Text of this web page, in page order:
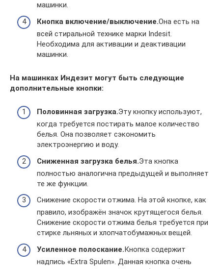
машинки.
Кнопка включение/выключение.Она есть на
всей стиральной технике марки Indesit.
Необходима для активации и деактивации
машинки.
На машинках Индезит могут быть следующие
дополнительные кнопки:
Половинная загрузка.Эту кнопку используют,
когда требуется постирать малое количество
белья. Она позволяет сэкономить
электроэнергию и воду.
Сниженная загрузка белья.Эта кнопка
полностью аналогична предыдущей и выполняет
те же функции.
Снижение скорости отжима. На этой кнопке, как
правило, изображён значок крутящегося белья.
Снижение скорости отжима белья требуется при
стирке льняных и хлопчатобумажных вещей.
Усиленное полоскание.Кнопка содержит
надпись «Extra Spulen». Данная кнопка очень